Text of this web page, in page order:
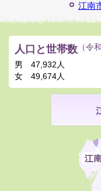
江南
人口と世帯数 （令
男
47,932人
女
49,674人